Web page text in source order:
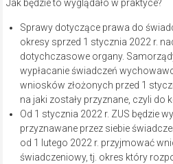
Jak będzie to wyglądało w praktyce?
Sprawy dotyczące prawa do
okresy sprzed 1 stycznia 2022 r.
dotychczasowe organy.
wypłacanie świadczeń
wniosków złożonych przed 1
na jaki zostały przyznane, czyli do
Od 1 stycznia 2022 r. ZUS będzie
przyznawane przez siebie
od 1 lutego 2022 r. przyjmować
świadczeniowy, tj. okres który